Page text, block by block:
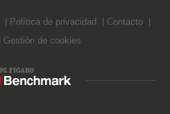
Política de privacidad
Contacto
Gestión de cookies